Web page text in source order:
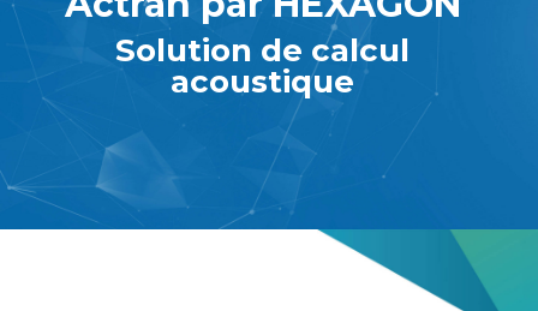
Solution de calcul
acoustique